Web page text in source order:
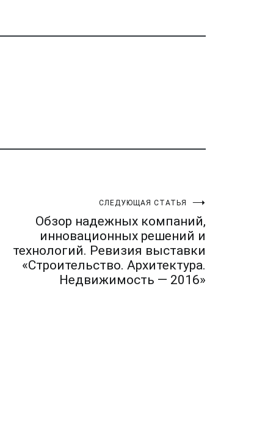
СЛЕДУЮЩАЯ СТАТЬЯ
Обзор надежных компаний,
инновационных решений и
технологий. Ревизия выставки
«Строительство. Архитектура.
Недвижимость — 2016»